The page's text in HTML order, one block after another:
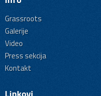
Grassroots
Galerije
Video
Press sekcija
Kontakt